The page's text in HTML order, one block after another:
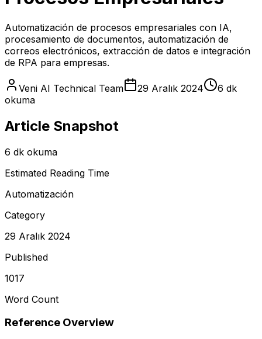
Automatización de procesos empresariales con IA,
procesamiento de documentos, automatización de
correos electrónicos, extracción de datos e integración
de RPA para empresas.
Veni AI Technical Team 29 Aralık 2024
6 dk
okuma
Article Snapshot
6 dk okuma
Estimated Reading Time
Automatización
Category
29 Aralık 2024
Published
1017
Word Count
Reference Overview